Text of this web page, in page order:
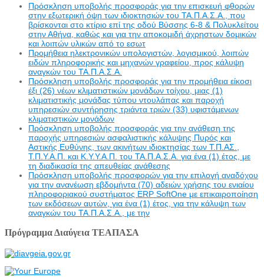
Πρόσκληση υποβολής προσφοράς για την επισκευή φθορών
στην εξωτερική όψη των ιδιοκτησιών του ΤΑ.Π.Α.Σ.Α., που
βρίσκονται στο κτίριο επί της οδού Βύσσης 6-8 & Πολυκλείτου
στην Αθήνα, καθώς και για την αποκομιδή άχρηστων δομικών
και λοιπών υλικών από το εσωτ
Προμήθεια ηλεκτρονικών υπολογιστών, λογισμικού, λοιπών
ειδών πληροφορικής και μηχανών γραφείου, προς κάλυψη
αναγκών του ΤΑ.Π.Α.Σ.Α.
Πρόσκληση υποβολής προσφοράς για την προμήθεια είκοσι
έξι (26) νέων κλιματιστικών μονάδων τοίχου, μιας (1)
κλιματιστικής μονάδας τύπου ντουλάπας και παροχή
υπηρεσιών συντήρησης τριάντα τριών (33) υφιστάμενων
κλιματιστικών μονάδων
Πρόσκληση υποβολής προσφοράς για την ανάθεση της
παροχής υπηρεσιών ασφαλιστικής κάλυψης Πυρός και
Αστικής Ευθύνης, των ακινήτων ιδιοκτησίας των Τ.Π.ΑΣ.,
Τ.Π.Υ.Α.Π. και Κ.Υ.Υ.Α.Π. του ΤΑ.Π.Α.Σ.Α. για ένα (1) έτος, με
τη διαδικασία της απευθείας ανάθεσης
Πρόσκληση υποβολής προσφορών για την επιλογή αναδόχου
για την ανανέωση εβδομήντα (70) αδειών χρήσης του ενιαίου
πληροφοριακού συστήματος ERP SoftOne με επικαιροποίηση
των εκδόσεων αυτών, για ένα (1) έτος, για την κάλυψη των
αναγκών του ΤΑ.Π.Α.Σ.Α., με την
Πρόγραμμα Διαύγεια ΤΕΑΠΑΣΑ